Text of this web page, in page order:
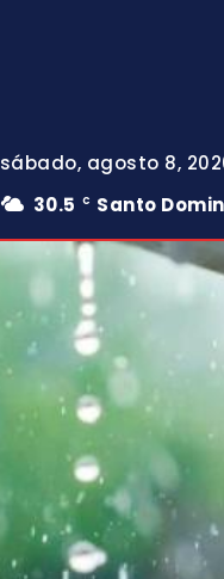
sábado, agosto 8,
30.5
C Santo